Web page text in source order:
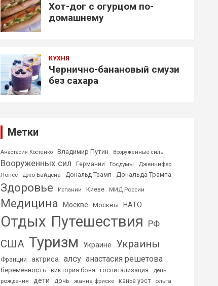
Хот-дог с огурцом по-
домашнему
КУХНЯ
Чернично-банановый смузи
без сахара
Метки
Анастасия Костенко Владимир Путин Вооруженные силы
Вооруженных сил Германии Госдумы
Дженнифер
Лопес
Джо Байдена Дональд Трамп Дональда Трампа
Здоровье Испании Киеве МИД России
Медицина Москве Москвы НАТО
Отдых Путешествия РФ
США Туризм Украине Украины
Франции актриса алсу анастасия решетова
беременность виктория боня госпитализация
день
рождения
дети дочь жанна фриске канье уэст
ольга